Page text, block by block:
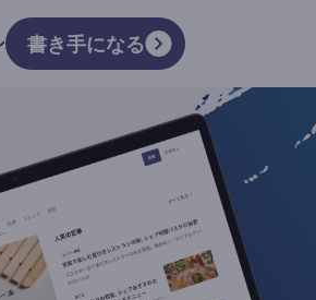
書き手になる